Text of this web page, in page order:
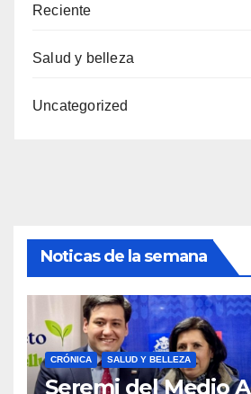
Reciente
Salud y belleza
Uncategorized
Noticas de la semana
CRÓNICA SALUD Y BELLEZA
Seremi del Medio